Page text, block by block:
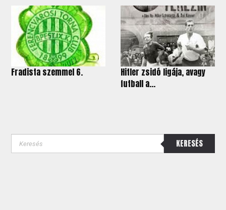
Fradista szemmel 6.
Hitler zsidó ligája, avagy
futball a...
KERESÉS